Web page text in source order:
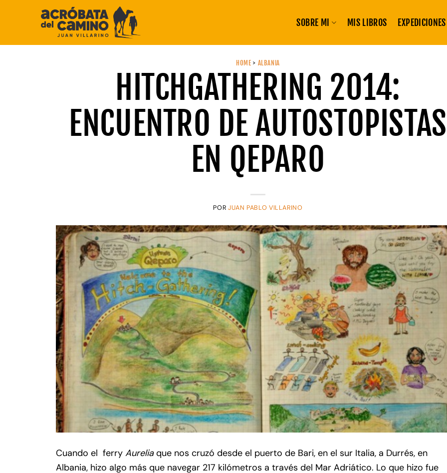
SOBRE MI MIS LIBROS EXPEDICIONES
HOME > ALBANIA
HITCHGATHERING 2014:
ENCUENTRO DE AUTOSTOPISTAS
EN QEPARO
POR JUAN PABLO VILLARINO
Cuando el ferry Aureliaque nos cruzó desde el puerto de Bari, en el sur Italia, a Durrés, en
Albania, hizo algo más que navegar 217 kilómetros a través del Mar Adriático. Lo que hizo fue